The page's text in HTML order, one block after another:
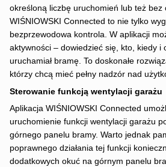
określoną liczbę uruchomień lub też bez
WIŚNIOWSKI Connected to nie tylko
bezprzewodowa kontrola. W aplikacji
aktywności – dowiedzieć się, kto, kiedy i
uruchamiał bramę. To doskonałe
którzy chcą mieć pełny nadzór nad
Sterowanie funkcją wentylacji garażu
Aplikacja WIŚNIOWSKI Connected
uruchomienie funkcji wentylacji garażu
górnego panelu bramy. Warto jednak
poprawnego działania tej funkcji
dodatkowych okuć na górnym panelu